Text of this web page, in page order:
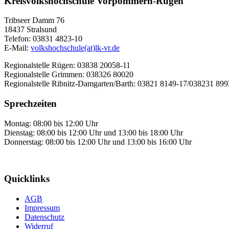
Tribseer Damm 76
18437 Stralsund
Telefon: 03831 4823-10
E-Mail: volkshochschule(at)lk-vr.de
Regionalstelle Rügen: 03838 20058-11
Regionalstelle Grimmen: 038326 80020
Regionalstelle Ribnitz-Damgarten/Barth: 03821 8149-17/038231
Sprechzeiten
Montag: 08:00 bis 12:00 Uhr
Dienstag: 08:00 bis 12:00 Uhr und 13:00 bis 18:00 Uhr
Donnerstag: 08:00 bis 12:00 Uhr und 13:00 bis 16:00 Uhr
Quicklinks
AGB
Impressum
Datenschutz
Widerruf